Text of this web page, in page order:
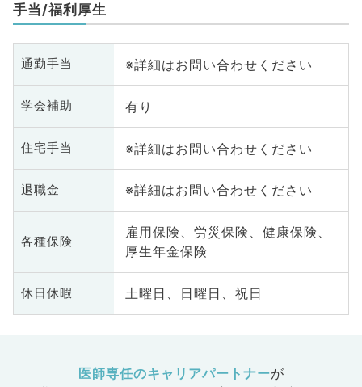
手当/福利厚生
通勤手当 ※詳細はお問い合わせください
学会補助 有り
住宅手当 ※詳細はお問い合わせください
退職金 ※詳細はお問い合わせください
各種保険
雇用保険、労災保険、健康保険、
厚生年金保険
休日休暇 土曜日、日曜日、祝日
医師専任のキャリアパートナーが